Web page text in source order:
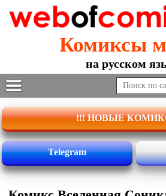
Комиксы
на русском
!!! НОВЫЕ
Telegram